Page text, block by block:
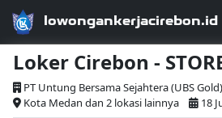
lowongankerjacirebon.id
Loker Cirebon -
PT Untung Bersama Sejahtera (UBS Gold)
Kota Medan dan 2 lokasi lainnya
18